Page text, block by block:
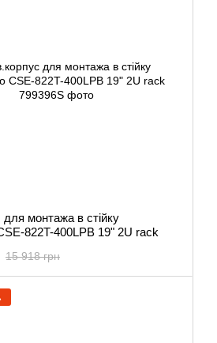
для монтажа в стiйку
822T-400LPB 19" 2U rack
15 918 грн